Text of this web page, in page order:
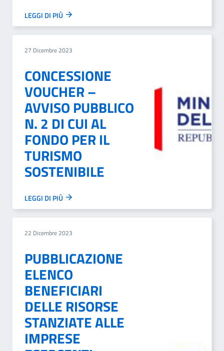
LEGGI DI PIÙ
27 Dicembre 2023
CONCESSIONE
VOUCHER –
AVVISO PUBBLICO
N. 2 DI CUI AL
FONDO PER IL
TURISMO
SOSTENIBILE
LEGGI DI PIÙ
22 Dicembre 2023
PUBBLICAZIONE
ELENCO
BENEFICIARI
DELLE RISORSE
STANZIATE ALLE
IMPRESE